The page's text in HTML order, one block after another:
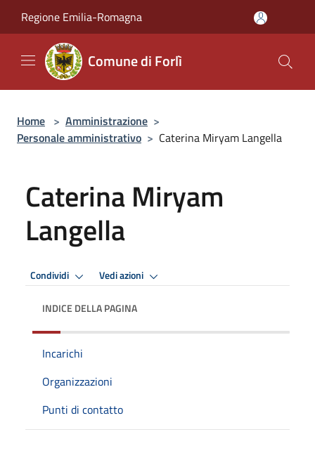
Regione Emilia-Romagna
Comune di Forlì
Home > Amministrazione >
Personale amministrativo > Caterina Miryam Langella
Caterina Miryam
Langella
Condividi Vedi azioni
INDICE DELLA PAGINA
Incarichi
Organizzazioni
Punti di contatto